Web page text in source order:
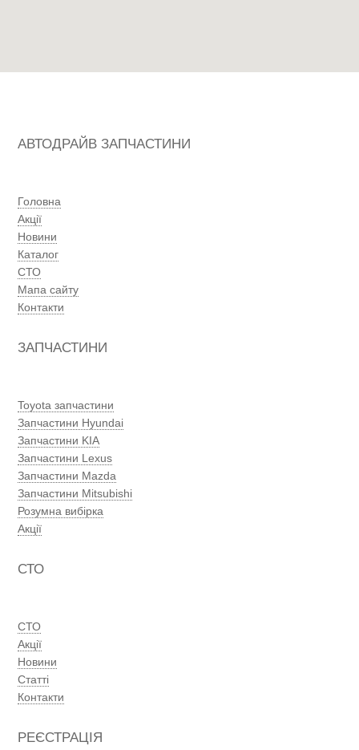
АВТОДРАЙВ ЗАПЧАСТИНИ
Головна
Акції
Новини
Каталог
СТО
Мапа сайту
Контакти
ЗАПЧАСТИНИ
Toyota запчастини
Запчастини Hyundai
Запчастини KIA
Запчастини Lexus
Запчастини Mazda
Запчастини Mitsubishi
Розумна вибірка
Акції
СТО
СТО
Акції
Новини
Статті
Контакти
РЕЄСТРАЦІЯ